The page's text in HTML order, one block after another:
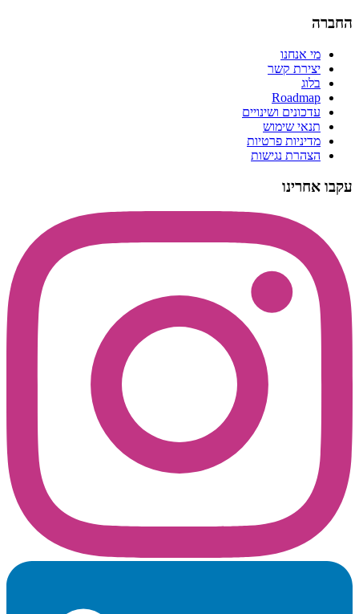
החברה
מי אנחנו
יצירת קשר
בלוג
Roadmap
עדכונים ושינויים
תנאי שימוש
מדיניות פרטיות
הצהרת נגישות
עקבו אחרינו